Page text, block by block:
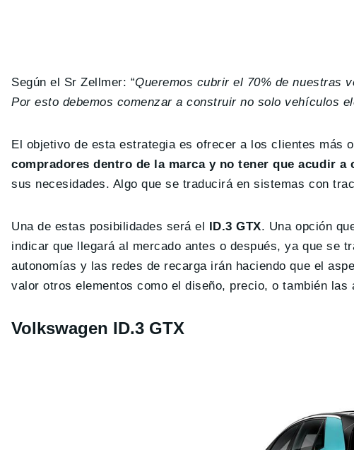
Según el Sr Zellmer: “Queremos cubrir el 70% de nuestras
Por esto debemos comenzar a construir no solo vehículos
El objetivo de esta estrategia es ofrecer a los clientes más
compradores dentro de la marca y no tener que acudir a
sus necesidades. Algo que se traducirá en sistemas con
Una de estas posibilidades será el ID.3 GTX. Una opción
indicar que llegará al mercado antes o después, ya que se
autonomías y las redes de recarga irán haciendo que el
valor otros elementos como el diseño, precio, o también las
Volkswagen ID.3 GTX